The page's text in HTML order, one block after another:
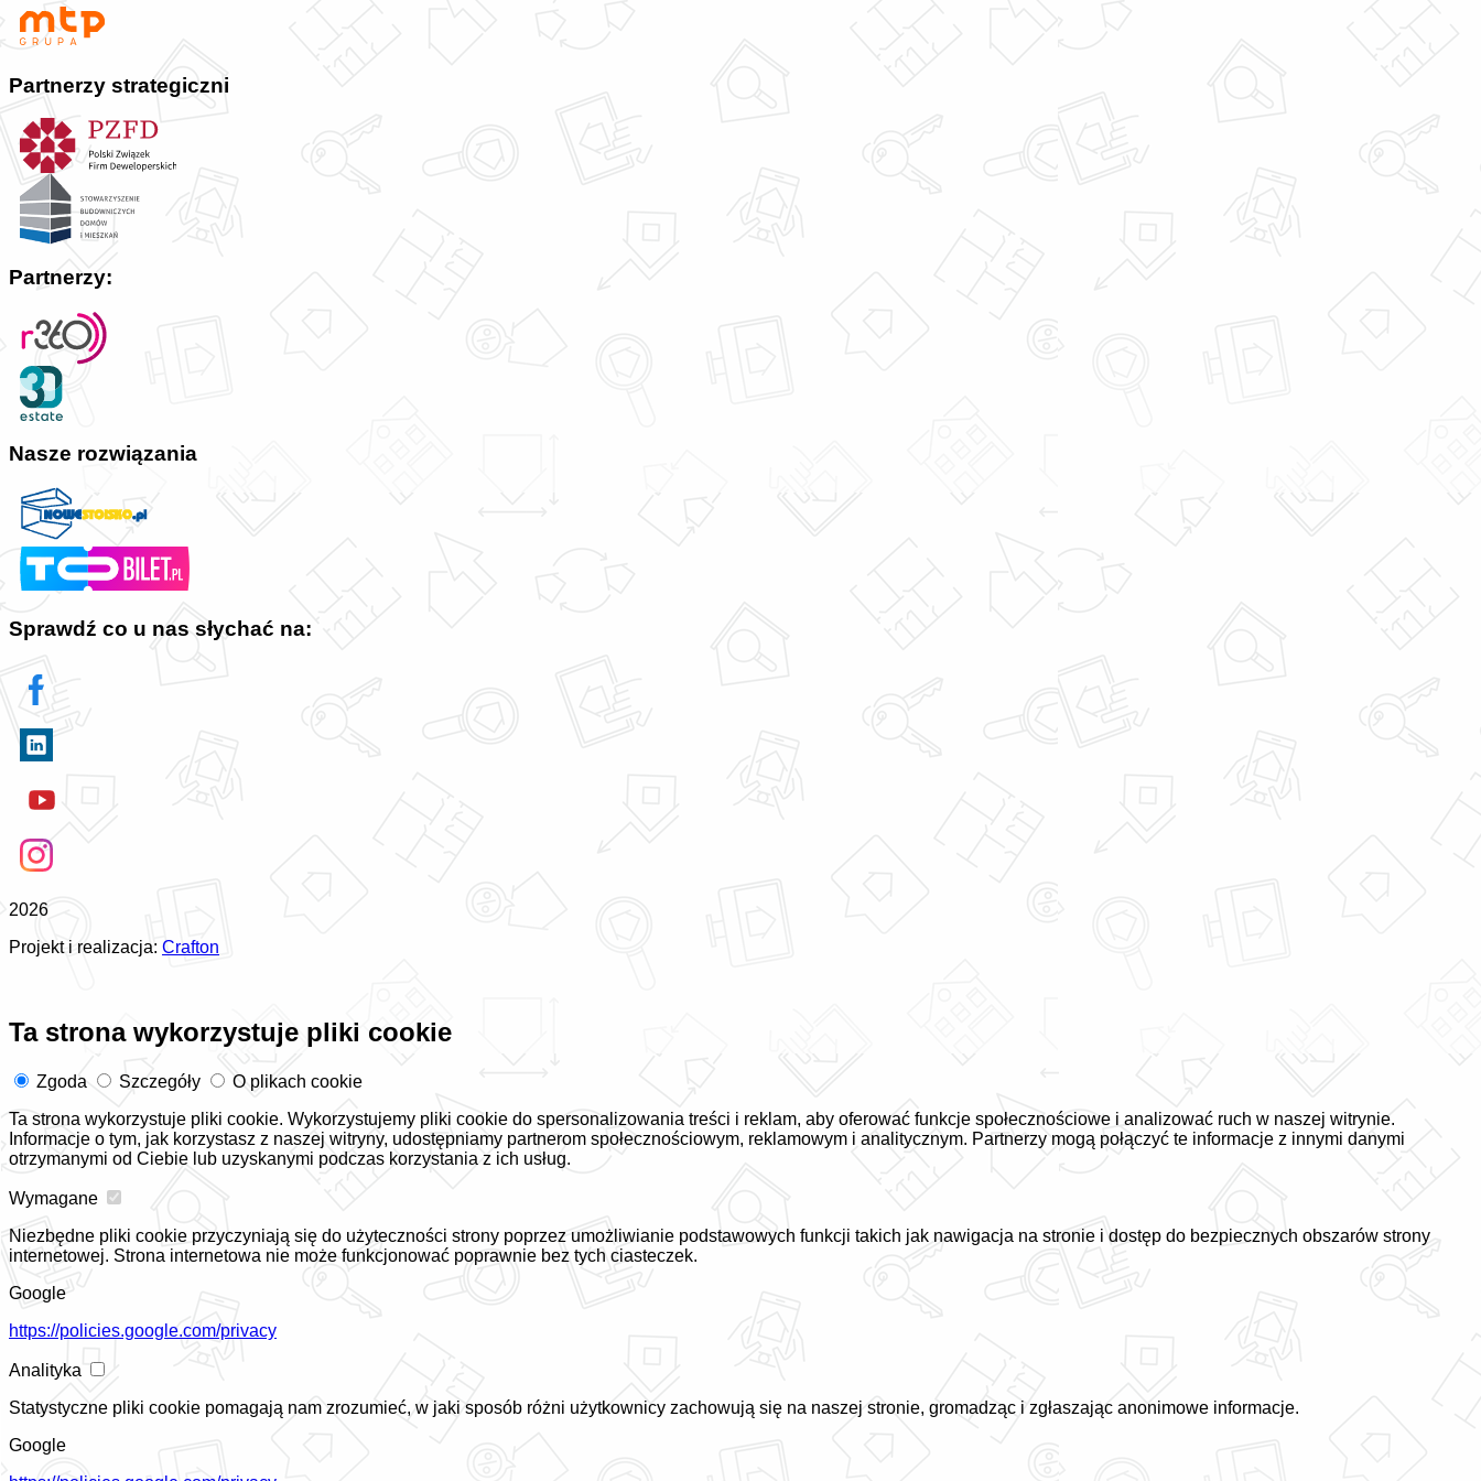
Partnerzy strategiczni
Partnerzy:
Nasze rozwiązania
Sprawdź co u nas słychać na:
2026
Projekt i realizacja: Crafton
Ta strona wykorzystuje pliki cookie
Zgoda Szczegóły
O plikach cookie
Ta strona wykorzystuje pliki cookie. Wykorzystujemy pliki cookie do spersonalizowania treści i reklam, aby oferować funkcje społecznościowe i analizować ruch w naszej witrynie.
Informacje o tym, jak korzystasz z naszej witryny, udostępniamy partnerom społecznościowym, reklamowym i analitycznym. Partnerzy mogą połączyć te informacje z innymi danymi
otrzymanymi od Ciebie lub uzyskanymi podczas korzystania z ich usług.
Wymagane
Niezbędne pliki cookie przyczyniają się do użyteczności strony poprzez umożliwianie podstawowych funkcji takich jak nawigacja na stronie i dostęp do bezpiecznych obszarów strony
internetowej. Strona internetowa nie może funkcjonować poprawnie bez tych ciasteczek.
Google
https://policies.google.com/privacy
Analityka
Statystyczne pliki cookie pomagają nam zrozumieć, w jaki sposób różni użytkownicy zachowują się na naszej stronie, gromadząc i zgłaszając anonimowe informacje.
Google